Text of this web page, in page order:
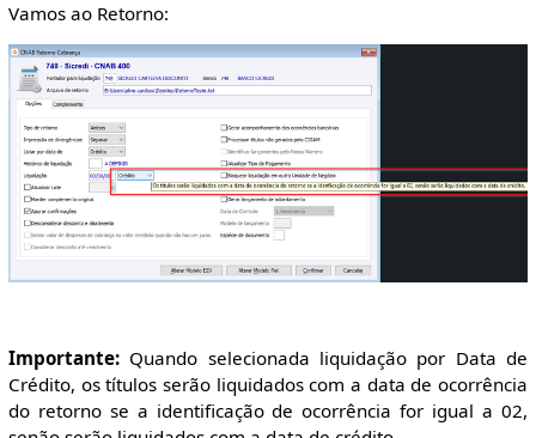
Vamos ao Retorno:
Importante:Quando selecionada liquidação por Data de
Crédito, os títulos serão liquidados com a data de ocorrência
do retorno se a identificação de ocorrência for igual a 02,